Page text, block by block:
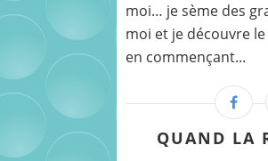
moi… je sème des
moi et je découvre
en commençant...
QUAND LA